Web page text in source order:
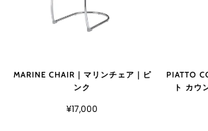
MARINE CHAIR｜マリンチェア｜ピ
ンク
¥17,000
PIATTO
ト カウ